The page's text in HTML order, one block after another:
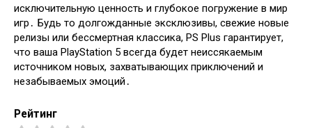
исключительную ценность и глубокое погружение в мир
игр․ Будь то долгожданные эксклюзивы, свежие новые
релизы или бессмертная классика, PS Plus гарантирует,
что ваша PlayStation 5 всегда будет неиссякаемым
источником новых, захватывающих приключений и
незабываемых эмоций․
Рейтинг